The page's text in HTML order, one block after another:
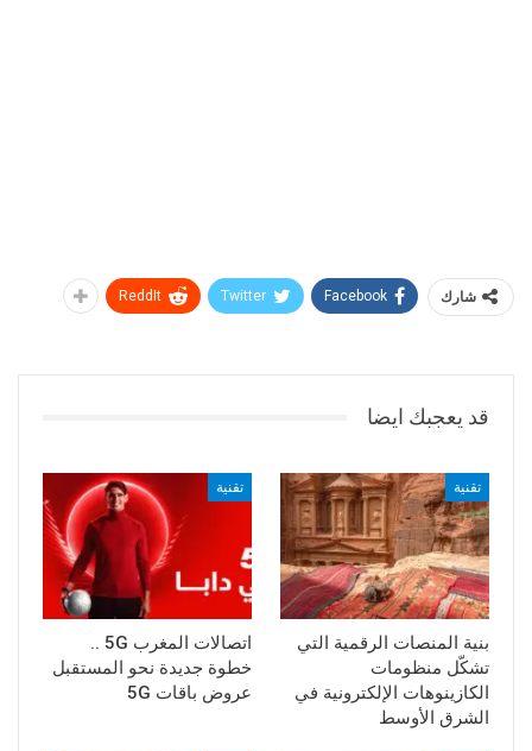
شارك Facebook
Twitter
ReddIt
قد يعجبك ايضا
تقنية
بنية المنصات الرقمية التي
تشكّل منظومات
الكازينوهات الإلكترونية في
الشرق الأوسط
تقنية
اتصالات المغرب 5G ..
خطوة جديدة نحو المستقبل
عروض باقات 5G